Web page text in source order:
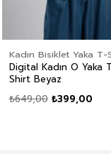
Kadın Bisiklet Yaka T-
Digital Kadın O Yaka
Shirt Beyaz
₺399,00
₺649,00